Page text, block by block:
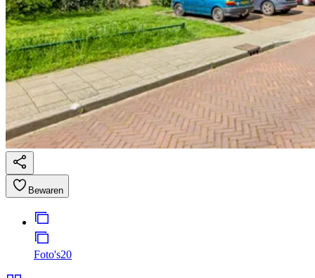
Bewaren
Foto's20